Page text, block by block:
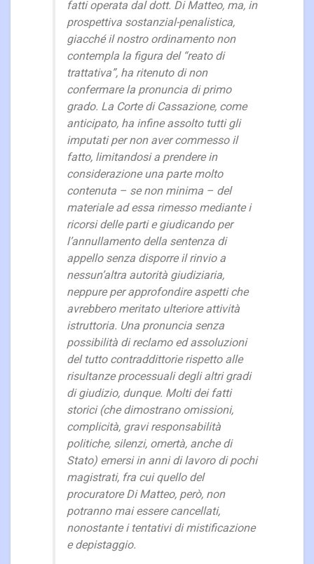
fatti operata dal dott. Di Matteo, ma, in
prospettiva sostanzial-penalistica,
giacché il nostro ordinamento non
contempla la figura del “reato di
trattativa”, ha ritenuto di non
confermare la pronuncia di primo
grado. La Corte di Cassazione, come
anticipato, ha infine assolto tutti gli
imputati per non aver commesso il
fatto, limitandosi a prendere in
considerazione una parte molto
contenuta – se non minima – del
materiale ad essa rimesso mediante i
ricorsi delle parti e giudicando per
l’annullamento della sentenza di
appello senza disporre il rinvio a
nessun’altra autorità giudiziaria,
neppure per approfondire aspetti che
avrebbero meritato ulteriore attività
istruttoria. Una pronuncia senza
possibilità di reclamo ed assoluzioni
del tutto contraddittorie rispetto alle
risultanze processuali degli altri gradi
di giudizio, dunque. Molti dei fatti
storici (che dimostrano omissioni,
complicità, gravi responsabilità
politiche, silenzi, omertà, anche di
Stato) emersi in anni di lavoro di pochi
magistrati, fra cui quello del
procuratore Di Matteo, però, non
potranno mai essere cancellati,
nonostante i tentativi di mistificazione
e depistaggio.